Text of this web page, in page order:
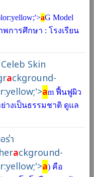
aG Model
การศึกษา : โรงเรียน
Skin
ackground-
am ฟื้นฟูผิว
างเป็นธรรมชาติ ดูแล
ร่า
ackground-
a) คือ